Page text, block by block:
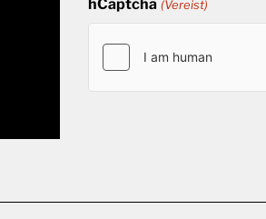
hCaptcha (Vereist)